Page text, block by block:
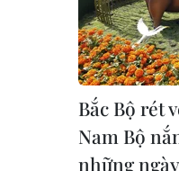
Bắc Bộ rét
Nam Bộ
những